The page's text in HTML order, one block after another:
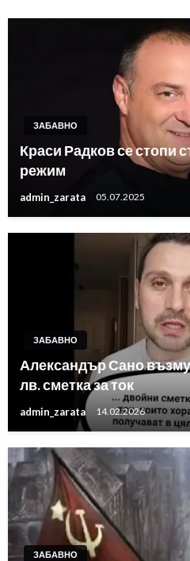
ЗАБАВНО
Краси Радков се стопи
режим
admin_zarata 05.07.2025
ЗАБАВНО
Александър Сано
лв. сметка за ток
admin_zarata 14.02.2026
ЗАБАВНО